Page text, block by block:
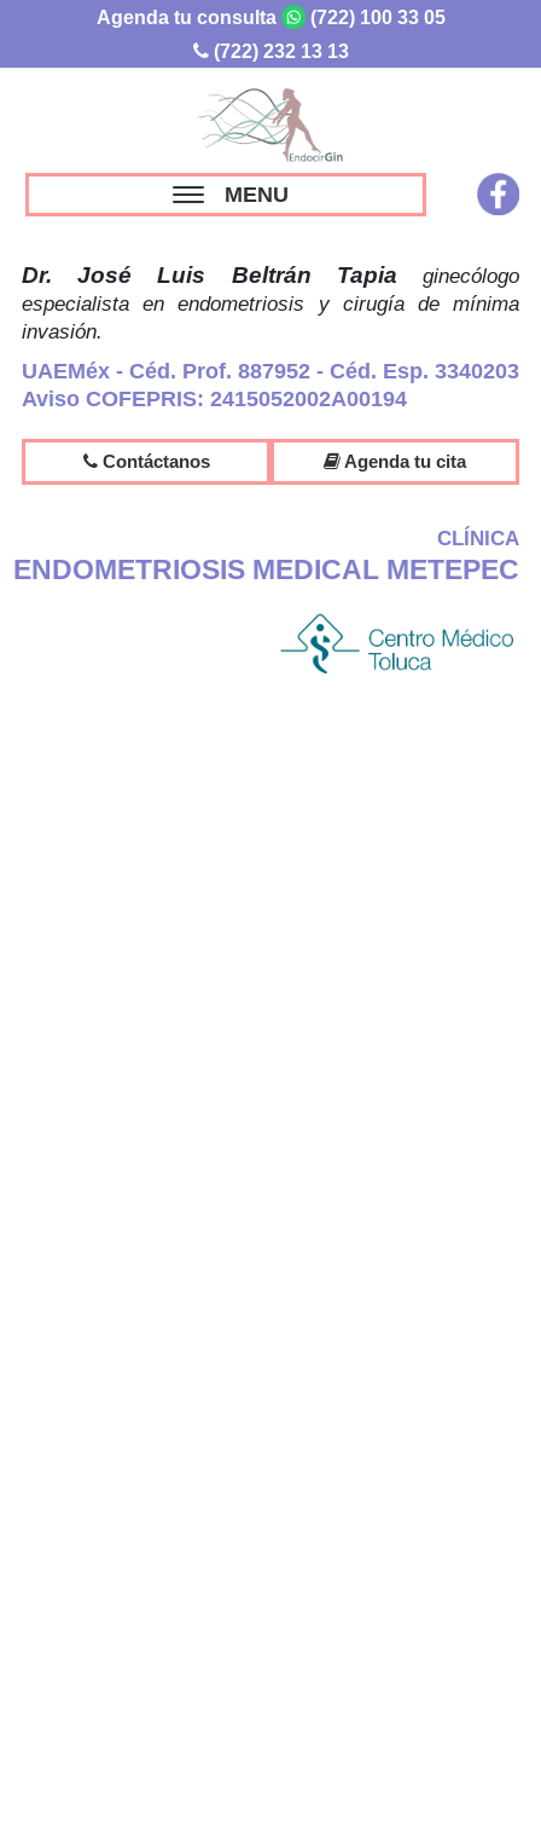
Agenda tu consulta
(722) 100 33 05
(722) 232 13 13
MENU
Dr. José Luis Beltrán Tapia ginecólogo
especialista en endometriosis y cirugía de mínima
invasión.
UAEMéx - Céd. Prof. 887952 - Céd. Esp. 3340203
Aviso COFEPRIS: 2415052002A00194
Contáctanos Agenda tu cita
CLÍNICA
ENDOMETRIOSIS MEDICAL METEPEC